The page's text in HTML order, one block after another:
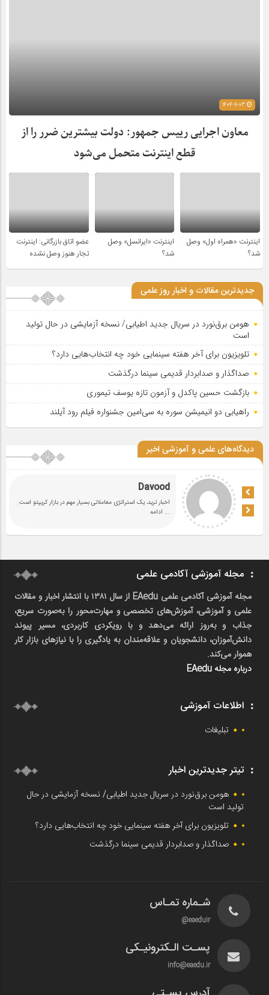
معاون اجرایی رییس جمهور: دولت بیشترین ضرر را از
قطع اینترنت متحمل می‌شود
اینترنت «همراه اول» وصل
شد؟
اینترنت «ایرانسل» وصل
شد؟
عضو اتاق بازرگانی: اینترنت
تجار هنوز وصل نشده
جدیدترین مقالات و اخبار روز علمی
هومن برق‌نورد در سریال جدید اطیابی/ نسخه آزمایشی در حال تولید
است
تلویزیون برای آخر هفته سینمایی خود چه انتخاب‌هایی دارد؟
صداگذار و صدابردار قدیمی سینما درگذشت
بازگشت حسین پاکدل و آزمون تازه یوسف تیموری
راهیابی دو انیمیشن سوره به سی‌امین جشنواره فیلم رود آیلند
دیدگاه‌های علمی و آموزشی اخیر
Davood
اخبار ترید، یک استراتژی معاملاتی بسیار مهم در بازار کریپتو است.
... ادامه
مجله آموزشی آکادمی علمی
مجله آموزشی آکادمی علمی EAedu از سال ۱۳۸۱ با انتشار اخبار و مقالات
علمی و آموزشی، آموزش‌های تخصصی و مهارت‌محور را به‌صورت سریع،
جذاب و به‌روز ارائه می‌دهد و با رویکردی کاربردی، مسیر پیوند
دانش‌آموزان، دانشجویان و علاقه‌مندان به یادگیری را با نیازهای بازار کار
هموار می‌کند.
درباره مجله EAedu
اطلاعات آموزشی
تبلیغات
تیتر جدیدترین اخبار
هومن برق‌نورد در سریال جدید اطیابی/ نسخه آزمایشی در حال
تولید است
تلویزیون برای آخر هفته سینمایی خود چه انتخاب‌هایی دارد؟
صداگذار و صدابردار قدیمی سینما درگذشت
شـماره تمـاس
eaeduir@
پسـت الـکترونیـکی
info@eaedu.ir